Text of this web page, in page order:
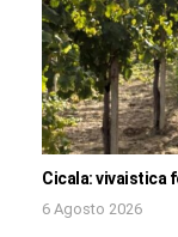
Cicala: vivaistica
6 Agosto 2026